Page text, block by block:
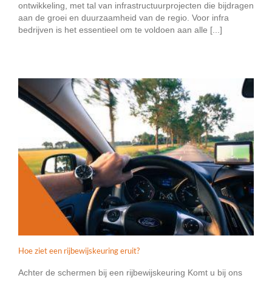
ontwikkeling, met tal van infrastructuurprojecten die bijdragen
aan de groei en duurzaamheid van de regio. Voor infra
bedrijven is het essentieel om te voldoen aan alle [...]
Hoe ziet een rijbewijskeuring eruit?
Achter de schermen bij een rijbewijskeuring Komt u bij ons